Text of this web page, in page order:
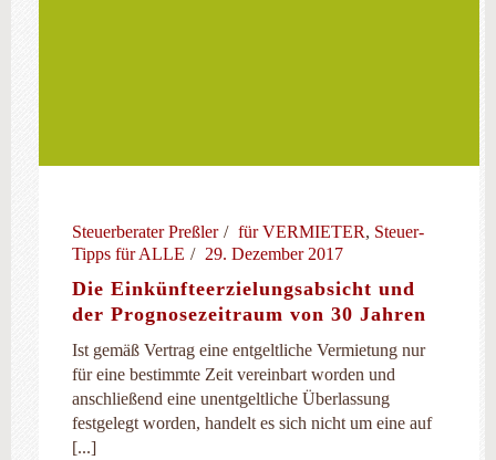
Steuerberater Preßler für VERMIETER, Steuer-
Tipps für ALLE
29. Dezember 2017
Die Einkünfteerzielungsabsicht und
der Prognosezeitraum von 30 Jahren
Ist gemäß Vertrag eine entgeltliche Vermietung nur
für eine bestimmte Zeit vereinbart worden und
anschließend eine unentgeltliche Überlassung
festgelegt worden, handelt es sich nicht um eine auf
[...]